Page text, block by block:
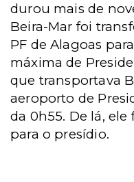
durou mais de
Beira-Mar foi
PF de Alagoas
máxima de
que transportava
aeroporto de
da 0h55. De lá,
para o presídio.